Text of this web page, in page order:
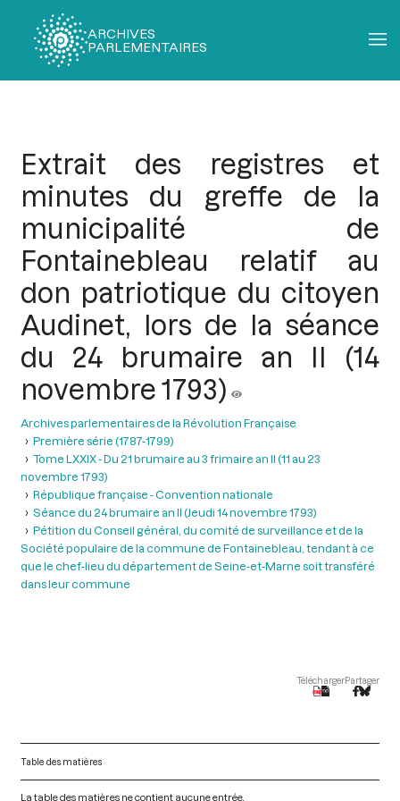
ARCHIVES
PARLEMENTAIRES
Extrait des registres et
minutes du greffe de la
municipalité de
Fontainebleau relatif au
don patriotique du citoyen
Audinet, lors de la séance
du 24 brumaire an II (14
novembre 1793)
Archives parlementaires de la Révolution Française
Première série (1787-1799)
Tome LXXIX - Du 21 brumaire au 3 frimaire an II (11 au 23
novembre 1793)
République française - Convention nationale
Séance du 24 brumaire an II (Jeudi 14 novembre 1793)
Pétition du Conseil général, du comité de surveillance et de la
Société populaire de la commune de Fontainebleau, tendant à ce
que le chef-lieu du département de Seine-et-Marne soit transféré
dans leur commune
TéléchargerPartager
Table des matières
La table des matières ne contient aucune entrée.